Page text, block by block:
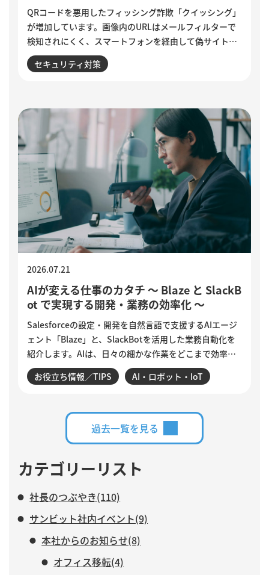
QRコードを悪用したフィッシング詐欺「クイッシング」
が増加しています。画像内のURLはメールフィルターで
検知されにくく、スマートフォンを経由して偽サイトへ
誘導される点が特徴です。セキュリティ意識が高い人ほ
ど狙われる巧妙な手口と、被害を防ぐために実践したい3
セキュリティ対策
AIが変える仕事のカタチ ～ Blaze と SlackB
ot で実現する開発・業務の効率化 ～
2026.07.21
Salesforceの設定・開発を自然言語で支援するAIエージ
ェント「Blaze」と、SlackBotを活用した業務自動化を
紹介します。AIは、日々の細かな作業をどこまで効率化
できるのでしょうか。設定変更やデータ確認、商談分
析、活動登録漏れの検知・入力など、サンビットで実際
業務と、人がより力を注ぐべき仕事について紹介しま
お役立ち情報／TIPS AI・ロボット・IoT
過去一覧を見る
カテゴリーリスト
社長のつぶやき(110)
サンビット社内イベント(9)
本社からのお知らせ(8)
オフィス移転(4)